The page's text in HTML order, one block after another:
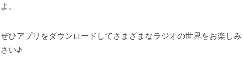
よ。
ぜひアプリをダウンロードしてさまざまなラジオの世界をお楽し
さい♪